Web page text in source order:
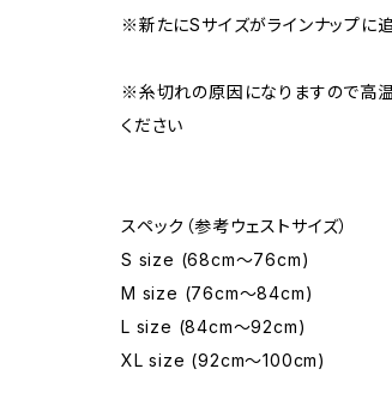
※新たにSサイズがラインナップに
※糸切れの原因になりますので高
ください
スペック（参考ウェストサイズ）
S size (68cm〜76cm)
M size (76cm〜84cm)
L size (84cm〜92cm)
XL size (92cm〜100cm)